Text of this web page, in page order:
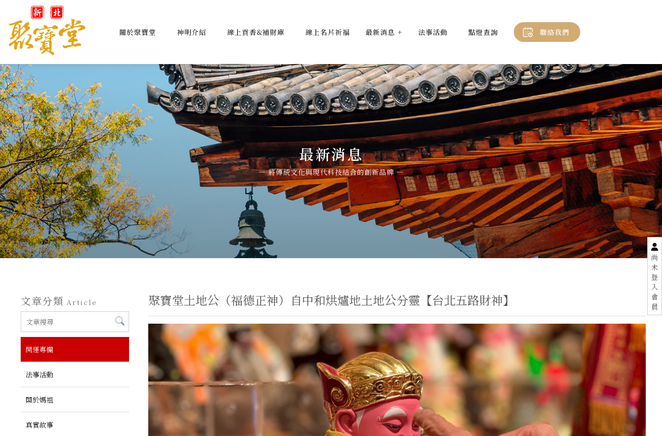
尚
未
登
入
會
員
關於聚寶堂 神明介紹 線上貢香&補財庫 線上名片祈福 最新消息 法事活動 點燈查詢 聯絡我們
最新消息
文章分類 Article
開運專欄
法事活動
關於媽祖
真實故事
聚寶堂土地公（福德正神）自中和烘爐地土地公分靈【台北五路財神】